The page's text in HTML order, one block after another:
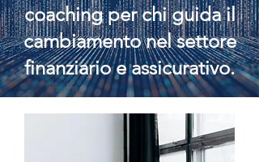
coaching per chi guida il
cambiamento nel settore
finanziario e assicurativo.